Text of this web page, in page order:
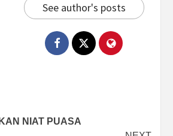
See author's posts
NIAT PUASA